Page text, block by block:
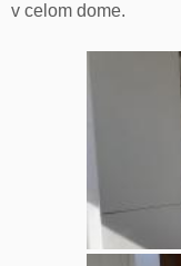
v celom dome.